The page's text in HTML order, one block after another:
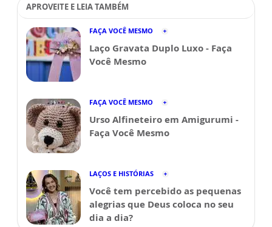
APROVEITE E LEIA TAMBÉM
FAÇA VOCÊ MESMO
Laço Gravata Duplo Luxo - Faça
Você Mesmo
FAÇA VOCÊ MESMO
Urso Alfineteiro em Amigurumi -
Faça Você Mesmo
LAÇOS E HISTÓRIAS
Você tem percebido as pequenas
alegrias que Deus coloca no seu
dia a dia?